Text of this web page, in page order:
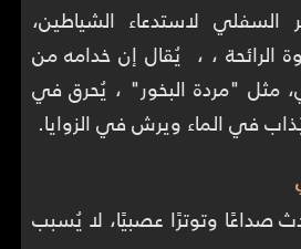
لاستدعاء الشياطين،
الرائحة ، ، يُقال إن خدامه من
مثل "مردة البخور" ، يُحرق في
في الماء ويرش في الزوايا.
صداعًا وتوترًا عصبيًا، لا يُسبب